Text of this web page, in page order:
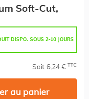
Soft-Cut,
DISPO. SOUS 2-10 JOURS
Soit 6,24 € TTC
au panier